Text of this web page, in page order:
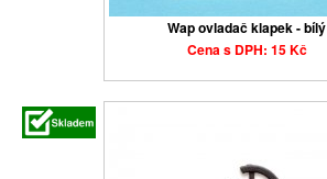
Wap ovladač klapek - bílý
Cena s DPH: 15 Kč